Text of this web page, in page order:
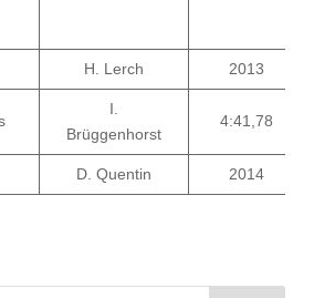
H. Lerch 2013
I.
Brüggenhorst
4:41,78
D. Quentin 2014